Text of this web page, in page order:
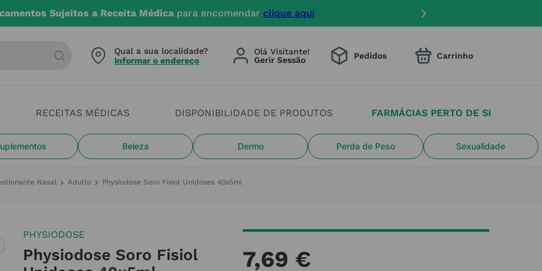
Sujeitos a Receita Médica para encomendar clique aqui
RECEITAS MÉDICAS DISPONIBILIDADE DE PRODUTOS FARMÁCIAS PERTO DE SI
Beleza Dermo Perda de Peso Sexualidade
Qual a sua localidade?
Informar o endereço
Olá Visitante! Pedidos
Nasal Adulto Physiodose Soro Fisiol Unidoses 40x5ml
PHYSIODOSE
Physiodose Soro Fisiol
7,69 €